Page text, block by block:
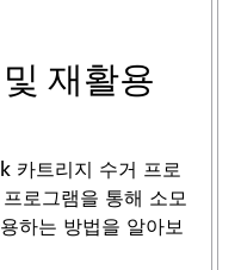
재활용
카트리지 수거 프로
로그램을 통해 소모
하는 방법을 알아보